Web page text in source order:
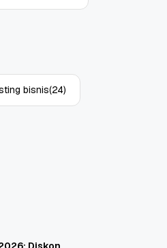
bisnis(24)